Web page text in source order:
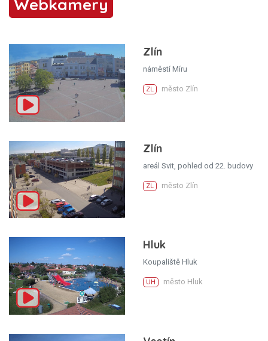
Webkamery
Zlín
náměstí Míru
ZL město Zlín
Zlín
areál Svit, pohled od 22. budovy
ZL město Zlín
Hluk
Koupaliště Hluk
UH město Hluk